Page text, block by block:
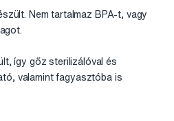
Nem tartalmaz BPA-t, vagy
így gőz sterilizálóval és
valamint fagyasztóba is